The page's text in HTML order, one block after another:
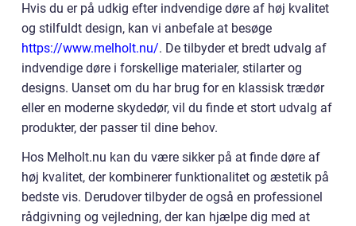
Hvis du er på udkig efter indvendige døre af høj kvalitet
og stilfuldt design, kan vi anbefale at besøge
https://www.melholt.nu/. De tilbyder et bredt udvalg af
indvendige døre i forskellige materialer, stilarter og
designs. Uanset om du har brug for en klassisk trædør
eller en moderne skydedør, vil du finde et stort udvalg af
produkter, der passer til dine behov.
Hos Melholt.nu kan du være sikker på at finde døre af
høj kvalitet, der kombinerer funktionalitet og æstetik på
bedste vis. Derudover tilbyder de også en professionel
rådgivning og vejledning, der kan hjælpe dig med at